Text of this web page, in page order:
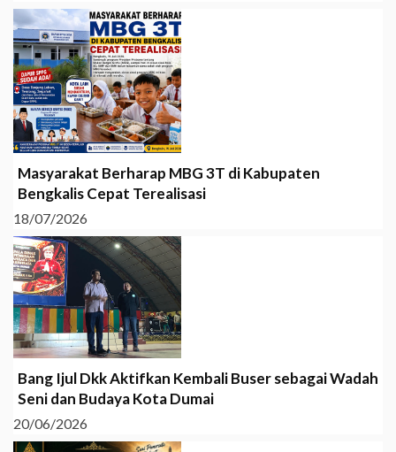
Masyarakat Berharap MBG 3T di Kabupaten
Bengkalis Cepat Terealisasi
18/07/2026
Bang Ijul Dkk Aktifkan Kembali Buser sebagai Wadah
Seni dan Budaya Kota Dumai
20/06/2026